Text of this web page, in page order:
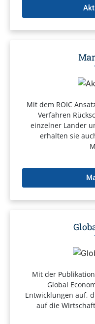
Mit dem ROIC
Verfahren
einzelner Lander
erhalten sie
Mit der
Global
Entwicklungen auf,
auf die